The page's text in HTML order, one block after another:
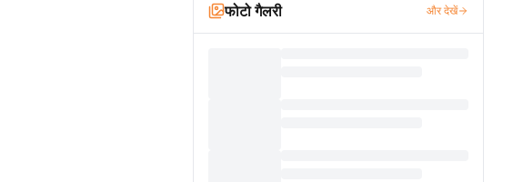
फोटो गैलरी और देखें